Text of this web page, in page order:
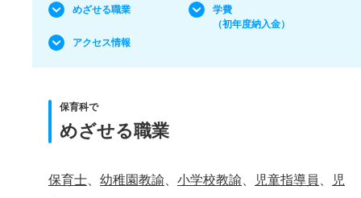
めざせる職業
学費
（初年度納入金）
アクセス情報
保育科で
めざせる職業
保育士 幼稚園教諭 小学校教諭 児童指導員
児